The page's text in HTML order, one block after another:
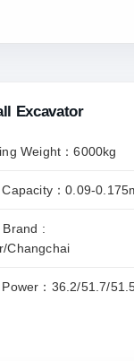
Excavator
Weight：6000kg
：0.09-
Brand :
Changchai
：36.2/51.7/